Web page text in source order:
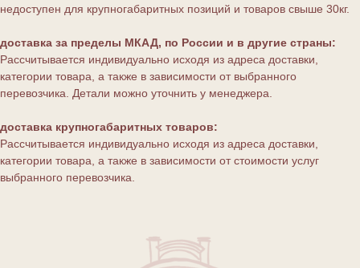
недоступен для крупногабаритных позиций и товаров свыше 30кг.
доставка за пределы МКАД, по России и в другие страны:
Рассчитывается индивидуально исходя из адреса доставки,
категории товара, а также в зависимости от выбранного
перевозчика. Детали можно уточнить у менеджера.
доставка крупногабаритных товаров:
Рассчитывается индивидуально исходя из адреса доставки,
категории товара, а также в зависимости от стоимости услуг
выбранного перевозчика.